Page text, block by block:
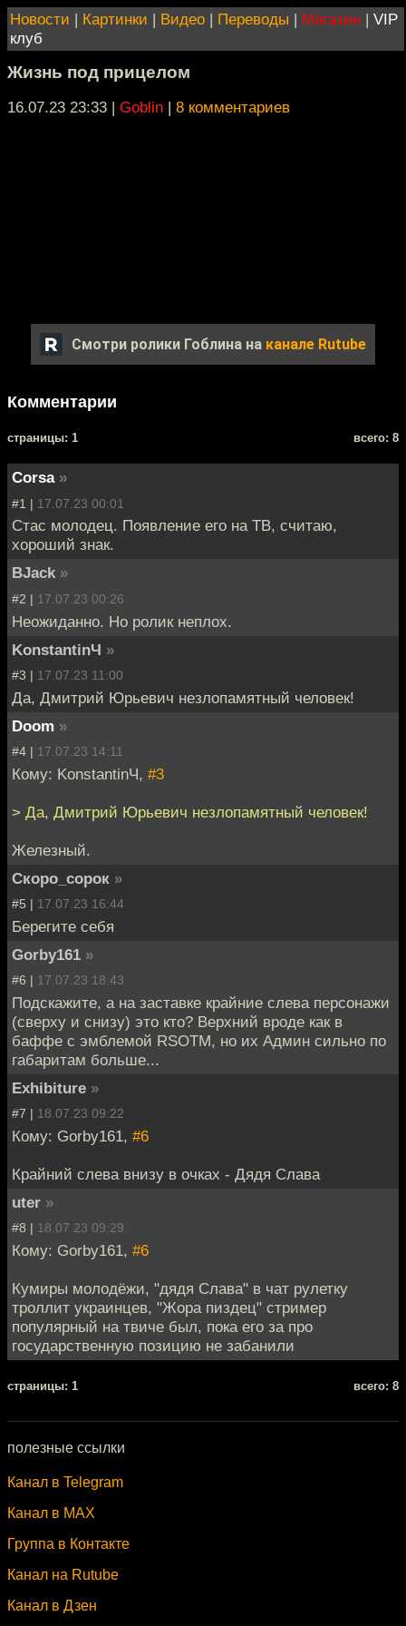
Новости | Картинки | Видео | Переводы | Магазин | VIP
клуб
Жизнь под прицелом
16.07.23 23:33 | Goblin | 8 комментариев
Смотри ролики Гоблина на канале Rutube
Комментарии
cтраницы: 1 всего: 8
Corsa »
#1 | 17.07.23 00:01
Стас молодец. Появление его на ТВ, считаю,
хороший знак.
BJack »
#2 | 17.07.23 00:26
Неожиданно. Но ролик неплох.
KonstantinЧ »
#3 | 17.07.23 11:00
Да, Дмитрий Юрьевич незлопамятный человек!
Doom »
#4 | 17.07.23 14:11
Кому: KonstantinЧ, #3
> Да, Дмитрий Юрьевич незлопамятный человек!
Железный.
Скоро_сорок »
#5 | 17.07.23 16:44
Берегите себя
Gorby161 »
#6 | 17.07.23 18:43
Подскажите, а на заставке крайние слева персонажи
(сверху и снизу) это кто? Верхний вроде как в
баффе с эмблемой RSOTM, но их Админ сильно по
габаритам больше...
Exhibiture »
#7 | 18.07.23 09:22
Кому: Gorby161, #6
Крайний слева внизу в очках - Дядя Слава
uter »
#8 | 18.07.23 09:29
Кому: Gorby161, #6
Кумиры молодёжи, "дядя Слава" в чат рулетку
троллит украинцев, "Жора пиздец" стример
популярный на твиче был, пока его за про
государственную позицию не забанили
cтраницы: 1 всего: 8
полезные ссылки
Канал в Telegram
Канал в MAX
Группа в Контакте
Канал на Rutube
Канал в Дзен